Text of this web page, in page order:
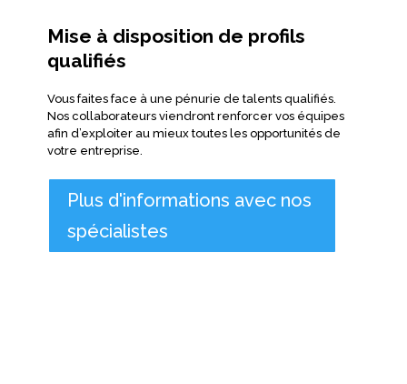
Mise à disposition de profils
qualifiés
Vous faites face à une pénurie de talents qualifiés.
Nos collaborateurs viendront renforcer vos équipes
afin d’exploiter au mieux toutes les opportunités de
votre entreprise.
Plus d'informations avec nos
spécialistes